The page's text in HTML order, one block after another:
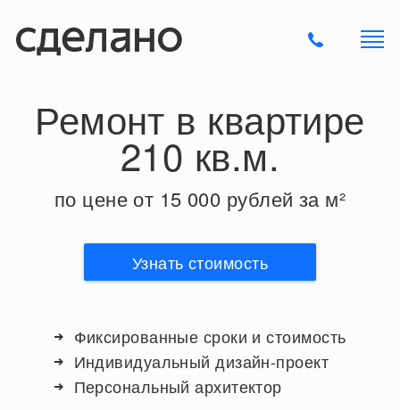
Ремонт в квартире
210 кв.м.
по цене от 15 000 рублей за м²
Узнать стоимость
Фиксированные сроки и стоимость
Индивидуальный дизайн-проект
Персональный архитектор